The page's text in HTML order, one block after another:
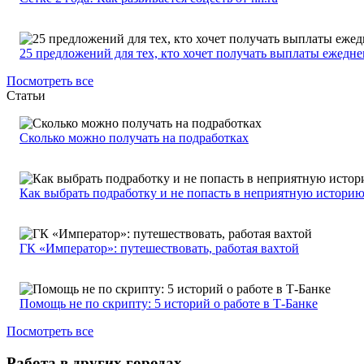
25 предложений для тех, кто хочет получать выплаты
Посмотреть все
Статьи
Сколько можно получать на подработках
Как выбрать подработку и не попасть в неприятную историю
ГК «Император»: путешествовать, работая вахтой
Помощь не по скрипту: 5 историй о работе в Т-Банке
Посмотреть все